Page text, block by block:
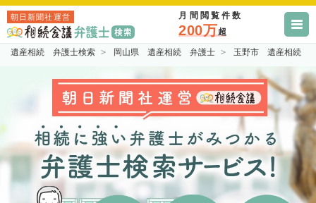
朝日新聞社運営 月間閲覧件数
200万超
遺産相続 弁護士検索 岡山県 遺産相続 弁護士 玉野市 遺産相続